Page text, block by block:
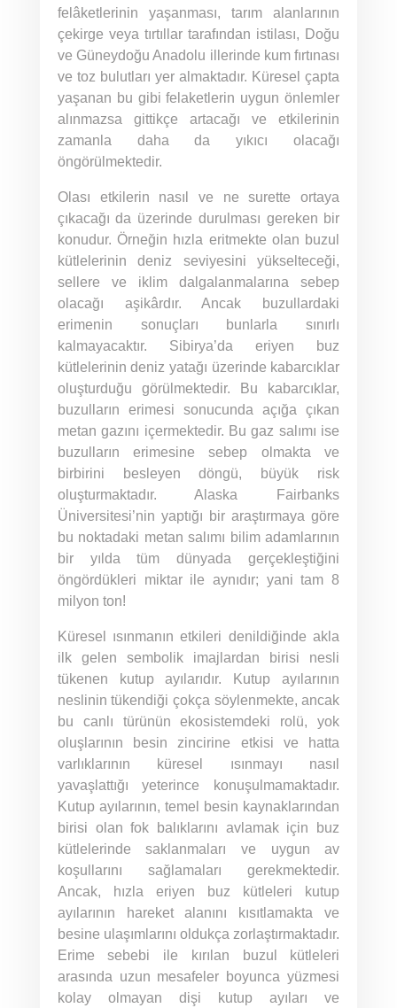
felâketlerinin yaşanması, tarım alanlarının
çekirge veya tırtıllar tarafından istilası, Doğu
ve Güneydoğu Anadolu illerinde kum fırtınası
ve toz bulutları yer almaktadır. Küresel çapta
yaşanan bu gibi felaketlerin uygun önlemler
alınmazsa gittikçe artacağı ve etkilerinin
zamanla daha da yıkıcı olacağı
öngörülmektedir.
Olası etkilerin nasıl ve ne surette ortaya
çıkacağı da üzerinde durulması gereken bir
konudur. Örneğin hızla eritmekte olan buzul
kütlelerinin deniz seviyesini yükselteceği,
sellere ve iklim dalgalanmalarına sebep
olacağı aşikârdır. Ancak buzullardaki
erimenin sonuçları bunlarla sınırlı
kalmayacaktır. Sibirya’da eriyen buz
kütlelerinin deniz yatağı üzerinde kabarcıklar
oluşturduğu görülmektedir. Bu kabarcıklar,
buzulların erimesi sonucunda açığa çıkan
metan gazını içermektedir. Bu gaz salımı ise
buzulların erimesine sebep olmakta ve
birbirini besleyen döngü, büyük risk
oluşturmaktadır. Alaska Fairbanks
Üniversitesi’nin yaptığı bir araştırmaya göre
bu noktadaki metan salımı bilim adamlarının
bir yılda tüm dünyada gerçekleştiğini
öngördükleri miktar ile aynıdır; yani tam 8
milyon ton!
Küresel ısınmanın etkileri denildiğinde akla
ilk gelen sembolik imajlardan birisi nesli
tükenen kutup ayılarıdır. Kutup ayılarının
neslinin tükendiği çokça söylenmekte, ancak
bu canlı türünün ekosistemdeki rolü, yok
oluşlarının besin zincirine etkisi ve hatta
varlıklarının küresel ısınmayı nasıl
yavaşlattığı yeterince konuşulmamaktadır.
Kutup ayılarının, temel besin kaynaklarından
birisi olan fok balıklarını avlamak için buz
kütlelerinde saklanmaları ve uygun av
koşullarını sağlamaları gerekmektedir.
Ancak, hızla eriyen buz kütleleri kutup
ayılarının hareket alanını kısıtlamakta ve
besine ulaşımlarını oldukça zorlaştırmaktadır.
Erime sebebi ile kırılan buzul kütleleri
arasında uzun mesafeler boyunca yüzmesi
kolay olmayan dişi kutup ayıları ve